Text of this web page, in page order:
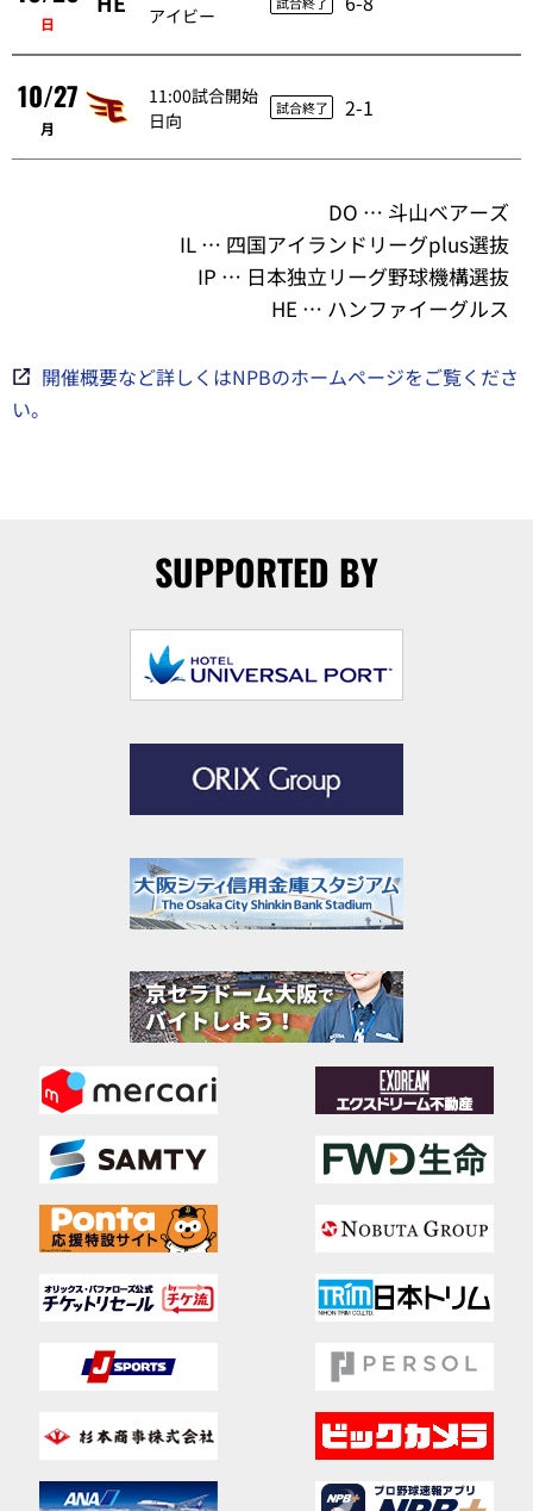
日
アイビー
10/27
月
11:00試合開始
日向
試合終了 2-1
DO … 斗山ベアーズ
IL … 四国アイランドリーグplus選抜
IP … 日本独立リーグ野球機構選抜
HE … ハンファイーグルス
開催概要など詳しくはNPBのホームページをご覧くださ
い。
SUPPORTED BY